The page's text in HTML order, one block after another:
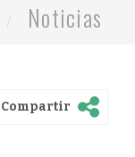
Noticias
Compartir